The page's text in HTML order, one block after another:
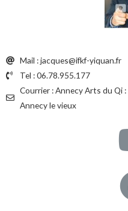
Mail : jacques@ifkf-yiquan.fr
Tel : 06.78.955.177
Courrier : Annecy Arts du Qi
Annecy le vieux